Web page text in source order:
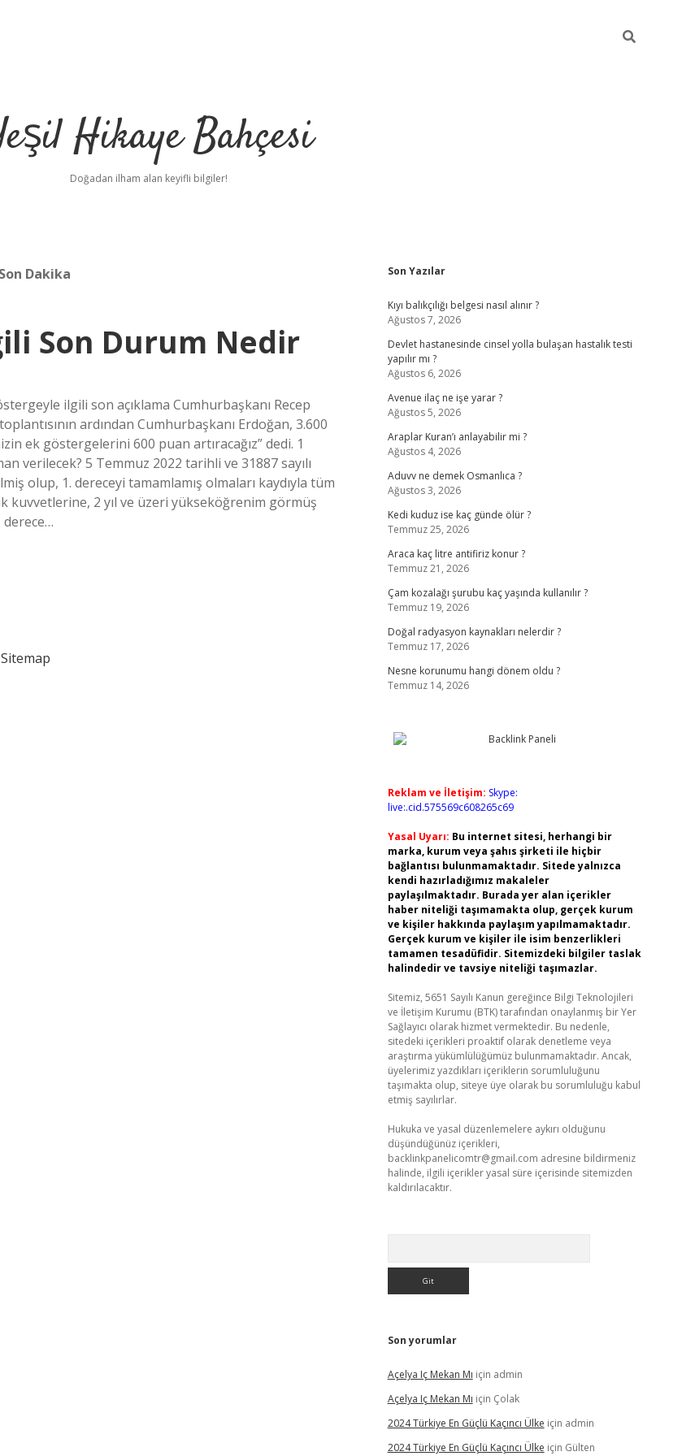
Hikaye Bahçesi
Doğadan ilham alan keyifli bilgiler!
Dakika
Son Durum Nedir
ilgili son açıklama Cumhurbaşkanı Recep
ardından Cumhurbaşkanı Erdoğan, 3.600
ek göstergelerini 600 puan artıracağız” dedi. 1
verilecek? 5 Temmuz 2022 tarihli ve 31887 sayılı
olup, 1. dereceyi tamamlamış olmaları kaydıyla tüm
2 yıl ve üzeri yükseköğrenim görmüş
derece…
Sitemap
Sidebar
Son Yazılar
Kıyı balıkçılığı belgesi nasıl alınır ?
Ağustos 7, 2026
Devlet hastanesinde cinsel yolla bulaşan hastalık testi
yapılır mı ?
Ağustos 6, 2026
Avenue ilaç ne işe yarar ?
Ağustos 5, 2026
Araplar Kuran’ı anlayabilir mi ?
Ağustos 4, 2026
Aduvv ne demek Osmanlıca ?
Ağustos 3, 2026
Kedi kuduz ise kaç günde ölür ?
Temmuz 25, 2026
Araca kaç litre antifiriz konur ?
Temmuz 21, 2026
Çam kozalağı şurubu kaç yaşında kullanılır ?
Temmuz 19, 2026
Doğal radyasyon kaynakları nelerdir ?
Temmuz 17, 2026
Nesne korunumu hangi dönem oldu ?
Temmuz 14, 2026
Reklam ve İletişim: Skype:
live:.cid.575569c608265c69
Yasal Uyarı: Bu internet sitesi, herhangi bir
marka, kurum veya şahıs şirketi ile hiçbir
bağlantısı bulunmamaktadır. Sitede yalnızca
kendi hazırladığımız makaleler
paylaşılmaktadır. Burada yer alan içerikler
haber niteliği taşımamakta olup, gerçek kurum
ve kişiler hakkında paylaşım yapılmamaktadır.
Gerçek kurum ve kişiler ile isim benzerlikleri
tamamen tesadüfidir. Sitemizdeki bilgiler taslak
halindedir ve tavsiye niteliği taşımazlar.
Sitemiz, 5651 Sayılı Kanun gereğince Bilgi Teknolojileri
ve İletişim Kurumu (BTK) tarafından onaylanmış bir Yer
Sağlayıcı olarak hizmet vermektedir. Bu nedenle,
sitedeki içerikleri proaktif olarak denetleme veya
araştırma yükümlülüğümüz bulunmamaktadır. Ancak,
üyelerimiz yazdıkları içeriklerin sorumluluğunu
taşımakta olup, siteye üye olarak bu sorumluluğu kabul
etmiş sayılırlar.
Hukuka ve yasal düzenlemelere aykırı olduğunu
düşündüğünüz içerikleri,
backlinkpanelicomtr@gmail.com adresine bildirmeniz
halinde, ilgili içerikler yasal süre içerisinde sitemizden
kaldırılacaktır.
Son yorumlar
Açelya Iç Mekan Mı için admin
Açelya Iç Mekan Mı için Çolak
2024 Türkiye En Güçlü Kaçıncı Ülke için admin
2024 Türkiye En Güçlü Kaçıncı Ülke için Gülten